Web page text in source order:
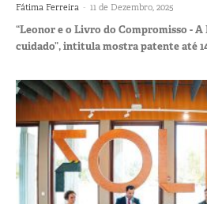
Fátima Ferreira - 11 de Dezembro, 2025
“Leonor e o Livro do Compromisso - A
cuidado”, intitula mostra patente até